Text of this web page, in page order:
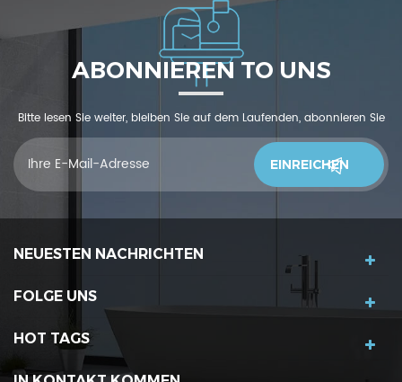
ABONNIEREN TO UNS
Bitte lesen Sie weiter, bleiben Sie auf dem Laufenden, abonnieren Sie
und wir begrüßen Sie, uns was zu sagendu denkst
NEUESTEN NACHRICHTEN
FOLGE UNS
HOT TAGS